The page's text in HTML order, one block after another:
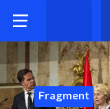
Fragment